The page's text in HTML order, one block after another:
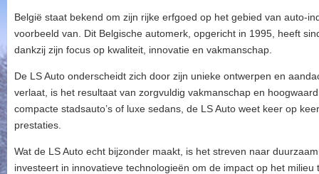
België staat bekend om zijn rijke erfgoed op het gebied van auto-
voorbeeld van. Dit Belgische automerk, opgericht in 1995, heeft
dankzij zijn focus op kwaliteit, innovatie en vakmanschap.
De LS Auto onderscheidt zich door zijn unieke ontwerpen en
verlaat, is het resultaat van zorgvuldig vakmanschap en
compacte stadsauto’s of luxe sedans, de LS Auto weet keer op
prestaties.
Wat de LS Auto echt bijzonder maakt, is het streven naar
investeert in innovatieve technologieën om de impact op het